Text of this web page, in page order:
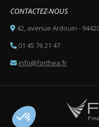
CONTACTEZ-NOUS
42, avenue Ardouin -
01 45 76 21 47
info@forthea.fr